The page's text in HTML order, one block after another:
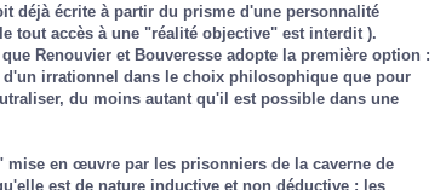
déjà écrite à partir du prisme d'une personnalité
tout accès à une "réalité objective" est interdit ).
Renouvier et Bouveresse adopte la première option :
irrationnel dans le choix philosophique que pour
du moins autant qu'il est possible dans une
mise en œuvre par les prisonniers de la caverne de
est de nature inductive et non déductive : les